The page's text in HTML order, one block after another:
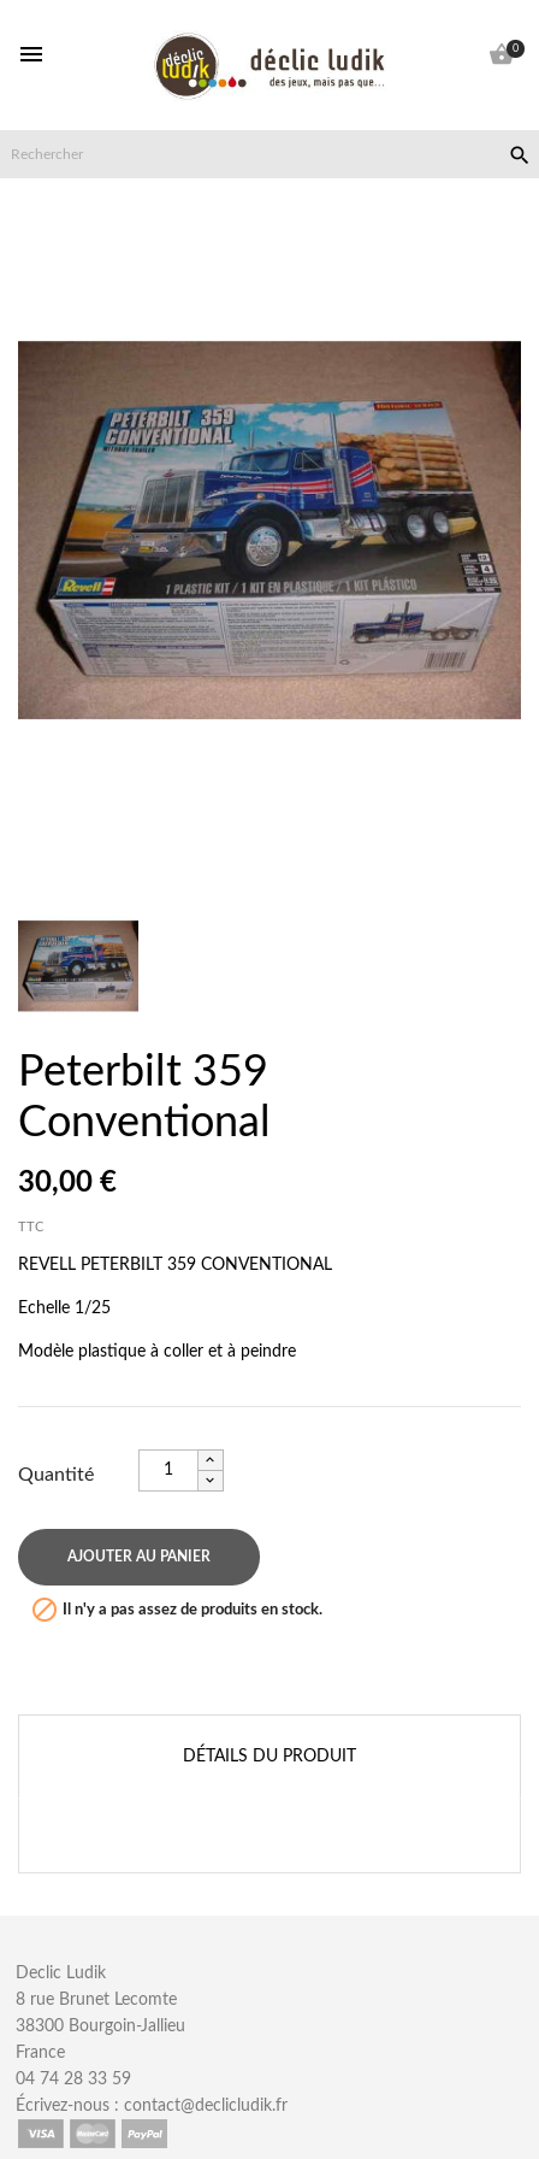
 0

Peterbilt 359
Conventional
30,00 €
TTC
REVELL PETERBILT 359 CONVENTIONAL
Echelle 1/25
Modèle plastique à coller et à peindre
Quantité
AJOUTER AU PANIER
 Il n'y a pas assez de produits en stock.
DÉTAILS DU PRODUIT
Declic Ludik
8 rue Brunet Lecomte
38300 Bourgoin-Jallieu
France
04 74 28 33 59
Écrivez-nous :contact@declicludik.fr